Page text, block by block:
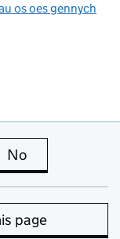
os oes gennych
is useful
No
page